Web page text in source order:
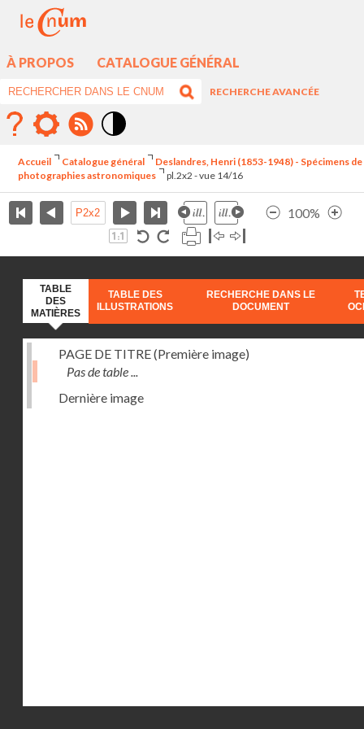
À PROPOS CATALOGUE GÉNÉRAL
RECHERCHE AVANCÉE
élévé
Accueil Catalogue général
Deslandres, Henri (1853-1948) - Spécimens de
photographies astronomiques
pl.2x2 - vue 14/16
100%
TABLE
DES
MATIÈRES
TABLE DES
ILLUSTRATIONS
RECHERCHE DANS LE
DOCUMENT
PAGE DE TITRE (Première image)
Pas de table ...
Dernière image